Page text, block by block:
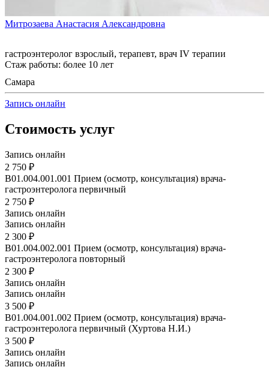
Митрозаева Анастасия Александровна
гастроэнтеролог взрослый, терапевт, врач IV терапии
Стаж работы: более 10 лет
Самара
Запись онлайн
Стоимость услуг
Запись онлайн
2 750 ₽
B01.004.001.001 Прием (осмотр, консультация) врача-
гастроэнтеролога первичный
2 750 ₽
Запись онлайн
Запись онлайн
2 300 ₽
B01.004.002.001 Прием (осмотр, консультация) врача-
гастроэнтеролога повторный
2 300 ₽
Запись онлайн
Запись онлайн
3 500 ₽
B01.004.001.002 Прием (осмотр, консультация) врача-
гастроэнтеролога первичный (Хуртова Н.И.)
3 500 ₽
Запись онлайн
Запись онлайн